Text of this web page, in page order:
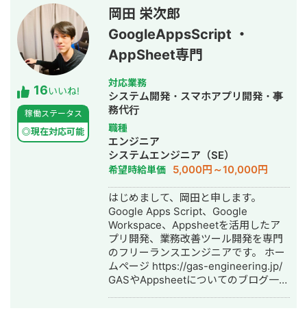
ル支援サービスを提供 🔗 各種リンク
【公式サイト】https://la-org.com
【ポートフォリオ】
https://www.portfolio.la-org.com
https://www.lancers.jp/profile/
rmHXQjVdk 【CrowdWorks】
https://crowdworks.jp/public/
【ココナラ】
https://coconala.com/users/2204682?
srsltid=AfmBOoqYND8AKR3YqHKQ3-
得意としており、要件定義、設計、実
装、本番リリース、運用改善まで一貫
して対応しています。 特に、仕様が複
雑な業務システムや、要件がまだ固ま
りきっていない新規開発において、事
業目的を整理しながら、正確にスピー
ド感を持って形にしていくことを強み
としています。 いまはスタートアップ
案件にてAIエージェント開発にも携わ
っており、AI活用した業務効率化、新
機能開発、既存プロダクトへのAI機能
の組み込みなどにも対応しています。
単純に言われたものを作るだけではな
く、事業として使える形に落とし込む
ことを重視し、開発の初期段階からリ
リース後の運用まで伴走しています。
16いいね!
稼働ステータス
◎現在対応可能
岡田 栄次郎
GoogleAppsScript ・
AppSheet専門
対応業務
システム開発・スマホアプリ開発・事
務代行
職種
エンジニア
システムエンジニア（SE）
希望時給単価 5,000円～10,000円
はじめまして、岡田と申します。
Google Apps Script、Google
Workspace、Appsheetを活用したア
プリ開発、業務改善ツール開発を専門
のフリーランスエンジニアです。 ホー
ムページ https://gas-engineering.jp/
GASやAppsheetについてのブログ一覧